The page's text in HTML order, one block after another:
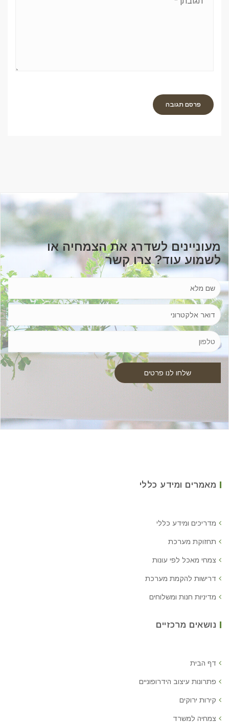
מעוניינים לשדרג את הצמחיה או
לשמוע עוד? צרו קשר
מאמרים ומידע כללי
מדריכים ומידע כללי
תחזוקת מערכת
צמחי מאכל לפי עונות
דרישות להקמת מערכת
מדיניות חנות ומשלוחים
נושאים מרכזיים
דף הבית
פתרונות עיצוב הידרופוניים
קירות ירוקים
צמחיה למשרד